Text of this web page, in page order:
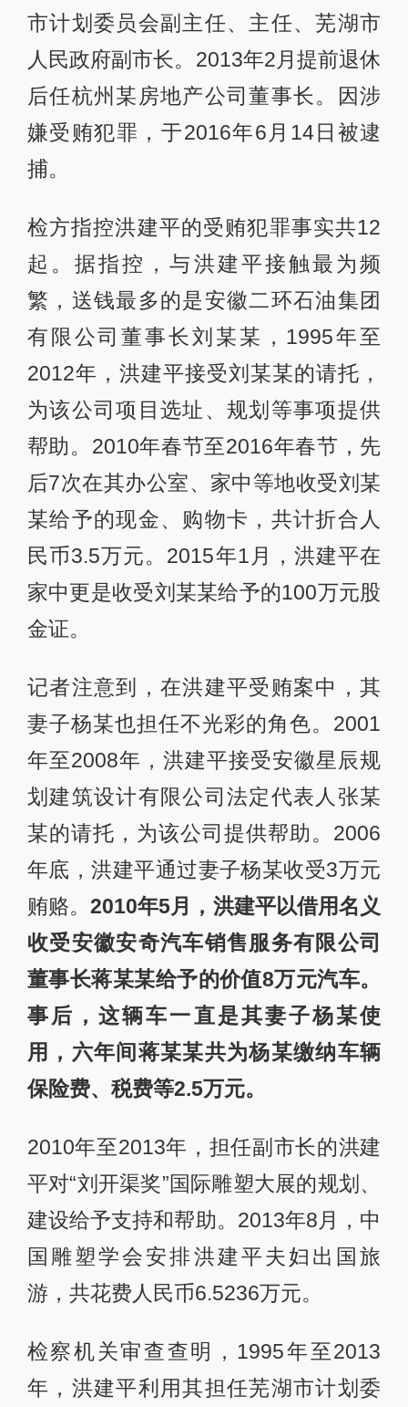
市计划委员会副主任、主任、芜湖市
人民政府副市长。2013年2月提前退休
后任杭州某房地产公司董事长。因涉
嫌受贿犯罪，于2016年6月14日被逮
捕。
检方指控洪建平的受贿犯罪事实共12
起。据指控，与洪建平接触最为频
繁，送钱最多的是安徽二环石油集团
有限公司董事长刘某某，1995年至
2012年，洪建平接受刘某某的请托，
为该公司项目选址、规划等事项提供
帮助。2010年春节至2016年春节，先
后7次在其办公室、家中等地收受刘某
某给予的现金、购物卡，共计折合人
民币3.5万元。2015年1月，洪建平在
家中更是收受刘某某给予的100万元股
金证。
记者注意到，在洪建平受贿案中，其
妻子杨某也担任不光彩的角色。2001
年至2008年，洪建平接受安徽星辰规
划建筑设计有限公司法定代表人张某
某的请托，为该公司提供帮助。2006
年底，洪建平通过妻子杨某收受3万元
贿赂。2010年5月，洪建平以借用名义
收受安徽安奇汽车销售服务有限公司
董事长蒋某某给予的价值8万元汽车。
事后，这辆车一直是其妻子杨某使
用，六年间蒋某某共为杨某缴纳车辆
保险费、税费等2.5万元。
2010年至2013年，担任副市长的洪建
平对“刘开渠奖”国际雕塑大展的规划、
建设给予支持和帮助。2013年8月，中
国雕塑学会安排洪建平夫妇出国旅
游，共花费人民币6.5236万元。
检察机关审查查明，1995年至2013
年，洪建平利用其担任芜湖市计划委